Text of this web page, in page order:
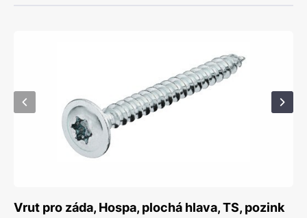
Vrut pro záda, Hospa, plochá hlava, TS, pozink